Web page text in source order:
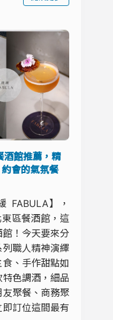
酒館推薦，精
會的氣氛餐
FABULA】，
區餐酒館，這
！今天要來分
職人精神演繹
、手作甜點如
色調酒，細品
聚餐、商務聚
訂位這間最有